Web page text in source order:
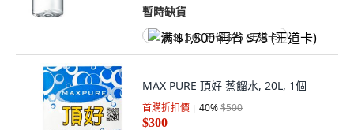
暫時缺貨
满 $1,500 再省 $75 (王道卡)
MAX PURE 頂好 蒸餾水, 20L, 1個
首購折扣價 40%$500
$300